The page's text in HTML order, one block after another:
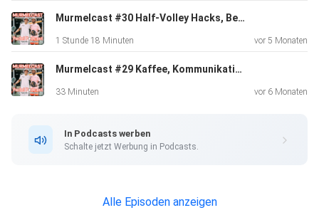
Es geht um:
* die besondere Atmosphäre einer Padelweek
* neue Freundschaften & Community-Vibes
Murmelcast #30 Half-Volley Hacks, Beinarbeit-Boost & Rücken-Rescue!
1 Stunde 18 Minuten vor 5 Monaten
Murmelcast #29 Kaffee, Kommunikation & Court-Taktik - Padel im Team gedacht
33 Minuten vor 6 Monaten
In Podcasts werben
Schalte jetzt Werbung in Podcasts.
Alle Episoden anzeigen